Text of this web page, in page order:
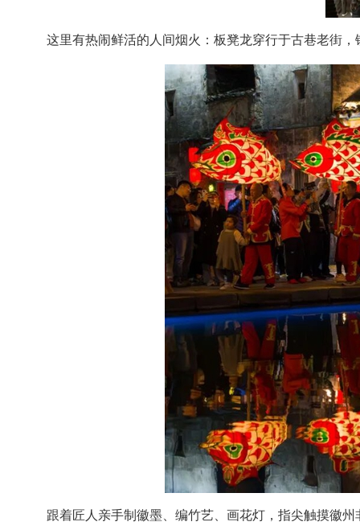
这里有热闹鲜活的人间烟火：板凳龙穿行于古巷老街，
跟着匠人亲手制徽墨、编竹艺、画花灯，指尖触摸徽州